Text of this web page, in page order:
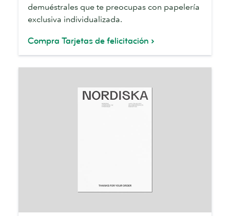
demuéstrales que te preocupas con papelería
exclusiva individualizada.
Compra Tarjetas de felicitación